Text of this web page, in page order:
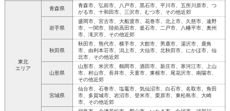
東北
エリア
青森県
青森市、弘前市、八戸市、黒石市、平川市、五所川原市、つ
がる市、十和田市、三沢市、むつ市、その他近郊
岩手県
盛岡市、宮古市、大船渡市、花巻市、北上市、久慈市、遠野
市、一関市、陸前高田市、釜石市、二戸市、八幡平市、奥州
市、滝沢市、その他近郊
秋田県
秋田市、熊代市、横手市、大館市、男鹿市、湯沢市、鹿角
市、由利本荘市、潟上市、大仙市、北秋田市、にかほ市、仙
北市、その他近郊
山形県
山形市、米沢市、鶴岡市、酒田市、新庄市、寒河江市、上山
市、村山市、長井市、天童市、東根市、尾花沢市、南陽市、
その他近郊
宮城県
仙台市、石巻市、塩竈市、気仙沼市、白石市、名取市、角田
市、多賀城市、岩沼市、登米市、栗原市、東松島市、大崎
市、その他近郊